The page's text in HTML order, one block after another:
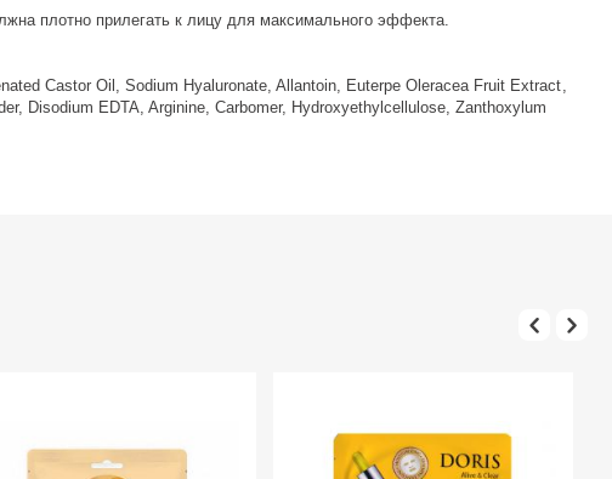
плотно прилегать к лицу для максимального эффекта.
Castor Oil, Sodium Hyaluronate, Allantoin, Euterpe Oleracea Fruit Extract,
Disodium EDTA, Arginine, Carbomer, Hydroxyethylcellulose, Zanthoxylum